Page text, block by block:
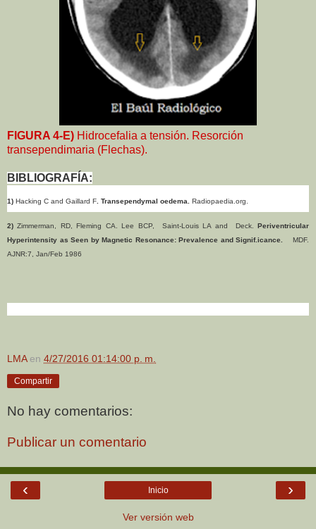
FIGURA 4-E) Hidrocefalia a tensión. Resorción
transependimaria (Flechas).
BIBLIOGRAFÍA:
1) Hacking C and Gaillard F. Transependymal oedema. Radiopaedia.org.
2) Zimmerman, RD, Fleming CA. Lee BCP, Saint-Louis LA and Deck.Periventricular
Hyperintensity as Seen by Magnetic Resonance: Prevalence and Signif.icance.
MDF.
AJNR:7, Jan/Feb 1986
LMA en 4/27/2016 01:14:00 p. m.
Compartir
No hay comentarios:
Publicar un comentario
‹ ›
Inicio
Ver versión web